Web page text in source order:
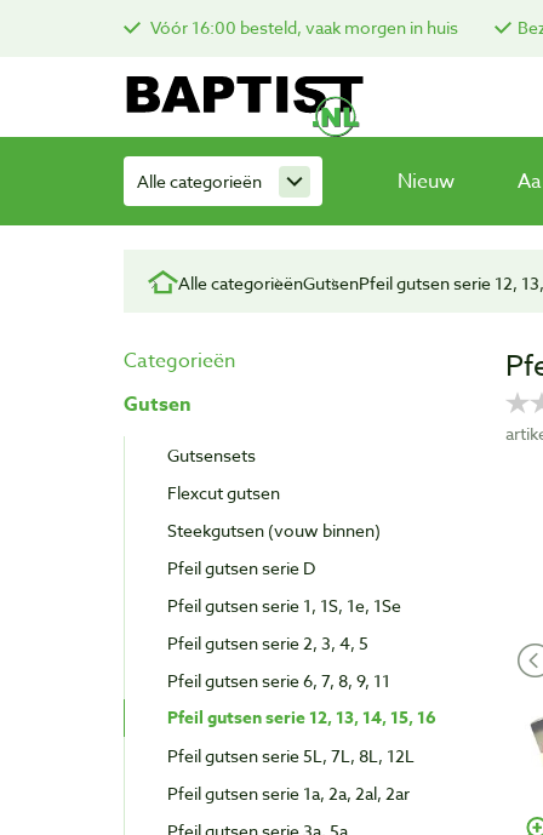
Vóór 16:00 besteld, vaak morgen in huis
Alle categorieën Nieuw
Alle categorieënGutsenPfeil gutsen serie 12,
Categorieën
Gutsen
Gutsensets
Flexcut gutsen
Steekgutsen (vouw binnen)
Pfeil gutsen serie D
Pfeil gutsen serie 1, 1S, 1e, 1Se
Pfeil gutsen serie 2, 3, 4, 5
Pfeil gutsen serie 6, 7, 8, 9, 11
Pfeil gutsen serie 12, 13, 14, 15, 16
Pfeil gutsen serie 5L, 7L, 8L, 12L
Pfeil gutsen serie 1a, 2a, 2al, 2ar